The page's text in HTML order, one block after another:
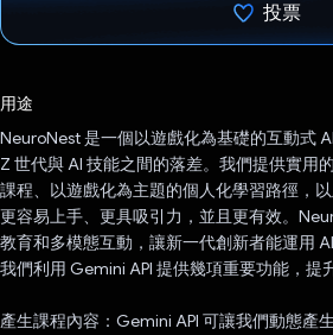
投票
用途
NeuroNest 是一個以遊戲化為基礎的互動式
Z 世代與 AI 技能之間的落差。我們提供實用
課程、以遊戲化為主題的個人化學習路徑，
更容易上手、更具吸引力，並且更有效。
教育和多模態互動，讓新一代創新者能運用 AI
我們利用 Gemini API 提供幾項重要功能，提
產生課程內容：Gemini API 可讓我們動態產